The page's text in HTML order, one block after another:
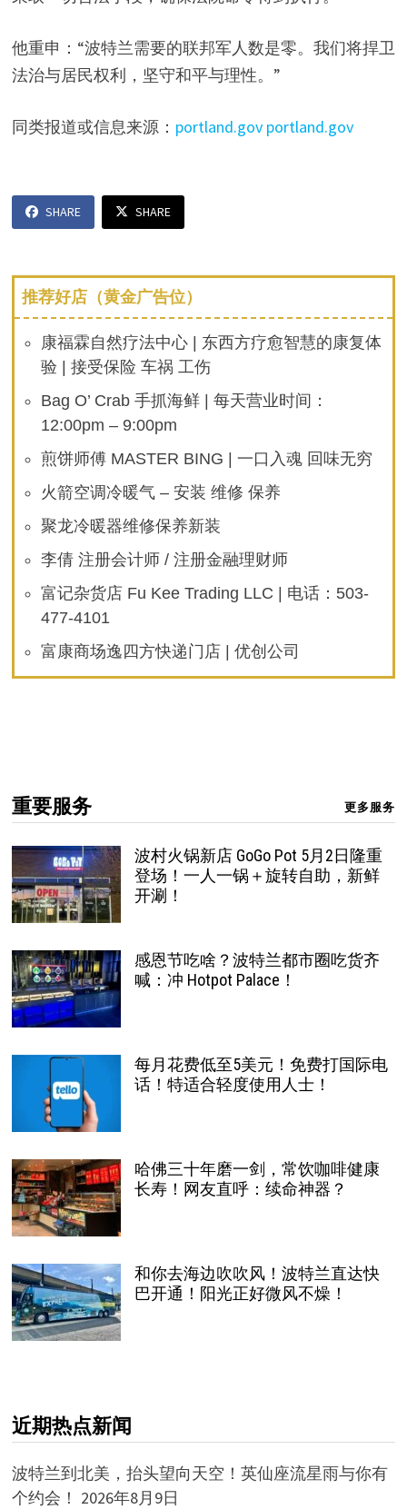
他重申：“波特兰需要的联邦军人数是零。我们将捍卫
法治与居民权利，坚守和平与理性。”
同类报道或信息来源： portland.gov portland.gov
SHARE SHARE
推荐好店（黄金广告位）
康福霖自然疗法中心 | 东西方疗愈智慧的康复体
验 | 接受保险 车祸 工伤
Bag O’ Crab 手抓海鲜 | 每天营业时间：
12:00pm – 9:00pm
煎饼师傅 MASTER BING | 一口入魂 回味无穷
火箭空调冷暖气 – 安装 维修 保养
聚龙冷暖器维修保养新装
李倩 注册会计师 / 注册金融理财师
富记杂货店 Fu Kee Trading LLC | 电话：503-
477-4101
富康商场逸四方快递门店 | 优创公司
重要服务 更多服务
波村火锅新店 GoGo Pot 5月2日隆重
登场！一人一锅＋旋转自助，新鲜
开涮！
感恩节吃啥？波特兰都市圈吃货齐
喊：冲 Hotpot Palace！
每月花费低至5美元！免费打国际电
话！特适合轻度使用人士！
哈佛三十年磨一剑，常饮咖啡健康
长寿！网友直呼：续命神器？
和你去海边吹吹风！波特兰直达快
巴开通！阳光正好微风不燥！
近期热点新闻
波特兰到北美，抬头望向天空！英仙座流星雨与你有
个约会！ 2026年8月9日